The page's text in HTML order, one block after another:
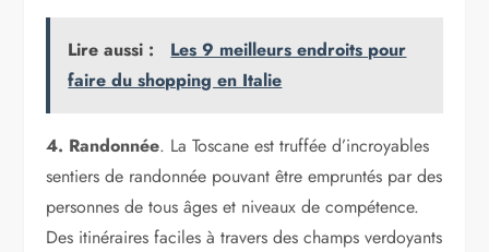
Lire aussi :
Les 9 meilleurs endroits pour
faire du shopping en Italie
4. Randonnée. La Toscane est truffée d’incroyables
sentiers de randonnée pouvant être empruntés par des
personnes de tous âges et niveaux de compétence.
Des itinéraires faciles à travers des champs verdoyants